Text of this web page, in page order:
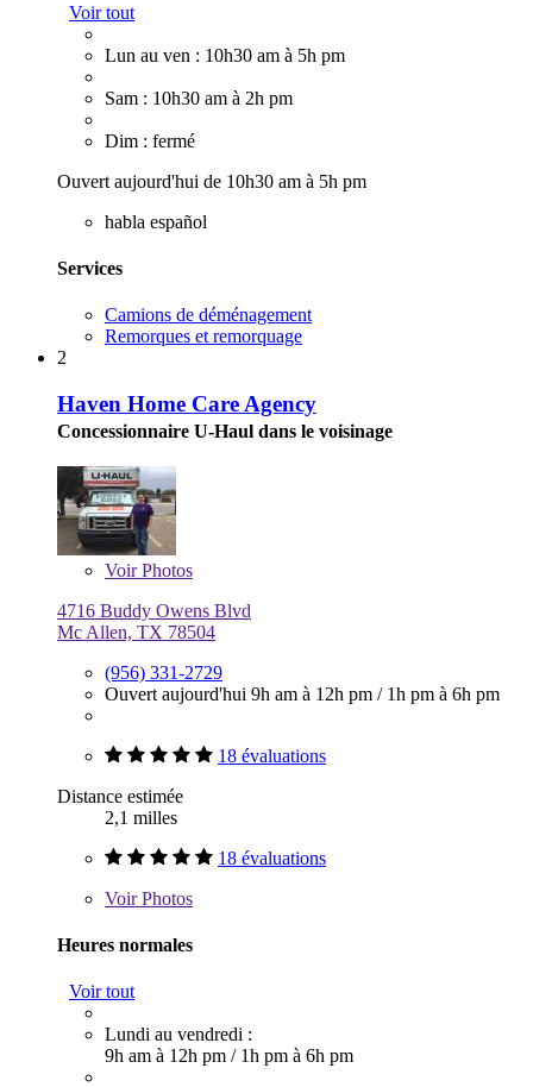
Voir tout
Lun au ven : 10h30 am à 5h pm
Sam : 10h30 am à 2h pm
Dim : fermé
Ouvert aujourd'hui de 10h30 am à 5h pm
habla español
Services
Camions de déménagement
Remorques et remorquage
2
Haven Home Care Agency
Concessionnaire U-Haul dans le voisinage
VoirPhotos
4716 Buddy Owens Blvd
Mc Allen, TX 78504
(956) 331-2729
Ouvert aujourd'hui 9h am à 12h pm / 1h pm à 6h pm
18 évaluations
Distance estimée
2,1 milles
18 évaluations
VoirPhotos
Heures normales
Voir tout
Lundi au vendredi :
9h am à 12h pm / 1h pm à 6h pm